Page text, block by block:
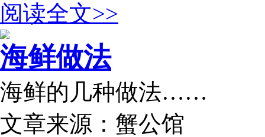
阅读全文>>
海鲜做法
海鲜的几种做法……
文章来源：蟹公馆